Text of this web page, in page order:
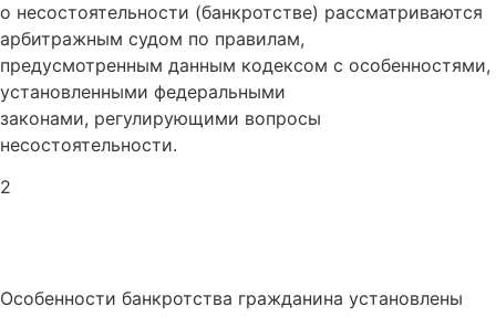
о несостоятельности (банкротстве) рассматриваются
арбитражным судом по правилам,
предусмотренным данным кодексом с особенностями,
установленными федеральными
законами, регулирующими вопросы
несостоятельности.
2
Особенности банкротства гражданина установлены